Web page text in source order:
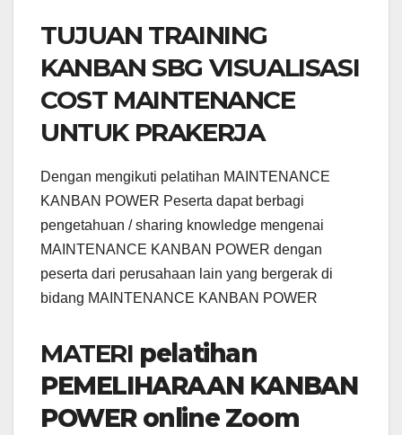
TUJUAN TRAINING
KANBAN SBG VISUALISASI
COST MAINTENANCE
UNTUK PRAKERJA
Dengan mengikuti pelatihan MAINTENANCE
KANBAN POWER Peserta dapat berbagi
pengetahuan / sharing knowledge mengenai
MAINTENANCE KANBAN POWER dengan
peserta dari perusahaan lain yang bergerak di
bidang MAINTENANCE KANBAN POWER
MATERI pelatihan
PEMELIHARAAN KANBAN
POWER online Zoom